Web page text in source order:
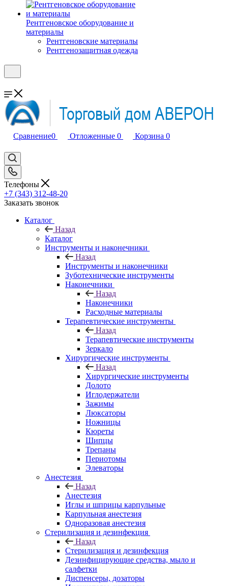
Рентгеновское оборудование и
материалы
Рентгеновские материалы
Рентгенозащитная одежда
Сравнение0 Отложенные 0 Корзина 0
Телефоны
+7 (343) 312-48-20
Заказать звонок
Каталог
Назад
Каталог
Инструменты и наконечники
Назад
Инструменты и наконечники
Зуботехнические инструменты
Наконечники
Назад
Наконечники
Расходные материалы
Терапевтические инструменты
Назад
Терапевтические инструменты
Зеркало
Хирургические инструменты
Назад
Хирургические инструменты
Долото
Иглодержатели
Зажимы
Люксаторы
Ножницы
Кюреты
Шипцы
Трепаны
Периотомы
Элеваторы
Анестезия
Назад
Анестезия
Иглы и шприцы карпульные
Карпульная анестезия
Одноразовая анестезия
Стерилизация и дезинфекция
Назад
Стерилизация и дезинфекция
Дезинфицирующие средства, мыло и
салфетки
Диспенсеры, дозаторы